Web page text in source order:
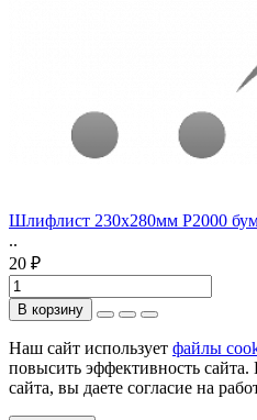
Шлифлист 230х280мм Р2000
..
20 ₽
В корзину
Наш сайт использует файлы
повысить эффективность
сайта, вы даете согласие на